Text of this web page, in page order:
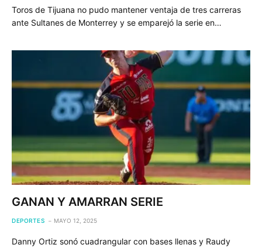
Toros de Tijuana no pudo mantener ventaja de tres carreras
ante Sultanes de Monterrey y se emparejó la serie en…
GANAN Y AMARRAN SERIE
DEPORTES MAYO 12, 2025
Danny Ortiz sonó cuadrangular con bases llenas y Raudy